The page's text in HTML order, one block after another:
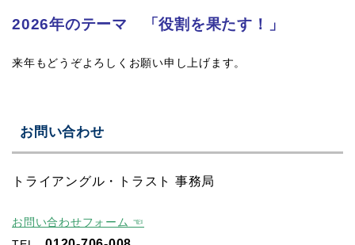
2026年のテーマ　「役割を果たす！」
来年もどうぞよろしくお願い申し上げます。
お問い合わせ
トライアングル・トラスト 事務局
お問い合わせフォーム ☜